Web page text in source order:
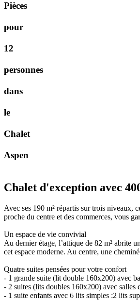
Pièces
pour
12
personnes
dans
le
Chalet
Aspen
Chalet d'exception avec
Avec ses 190 m² répartis sur trois niveaux,
proche du centre et des commerces, vous
Un espace de vie convivial
Au dernier étage, l’attique de 82 m² abrite
cet espace moderne. Au centre, une
Quatre suites pensées pour votre confort
- 1 grande suite (lit double 160x200) avec
- 2 suites (lits doubles 160x200) avec salles
- 1 suite enfants avec 6 lits simples :2 lits